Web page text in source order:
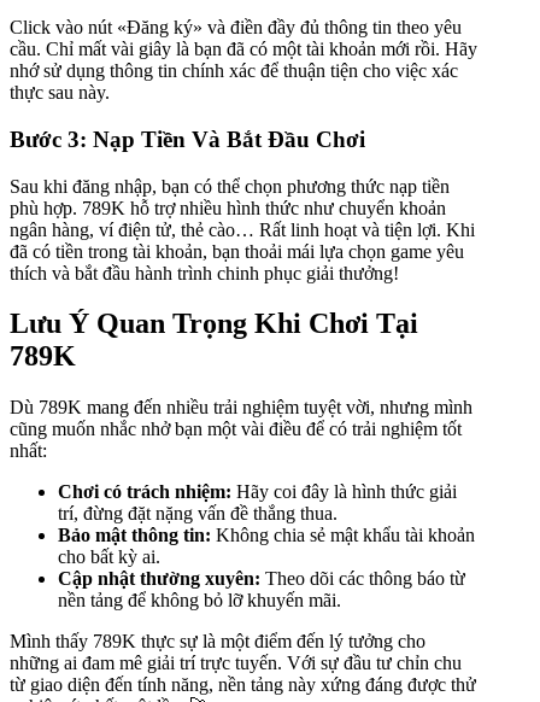
Click vào nút «Đăng ký» và điền đầy đủ thông tin theo yêu
cầu. Chỉ mất vài giây là bạn đã có một tài khoản mới rồi. Hãy
nhớ sử dụng thông tin chính xác để thuận tiện cho việc xác
thực sau này.
Bước 3: Nạp Tiền Và Bắt Đầu Chơi
Sau khi đăng nhập, bạn có thể chọn phương thức nạp tiền
phù hợp. 789K hỗ trợ nhiều hình thức như chuyển khoản
ngân hàng, ví điện tử, thẻ cào… Rất linh hoạt và tiện lợi. Khi
đã có tiền trong tài khoản, bạn thoải mái lựa chọn game yêu
thích và bắt đầu hành trình chinh phục giải thưởng!
Lưu Ý Quan Trọng Khi Chơi Tại
789K
Dù 789K mang đến nhiều trải nghiệm tuyệt vời, nhưng mình
cũng muốn nhắc nhở bạn một vài điều để có trải nghiệm tốt
nhất:
Chơi có trách nhiệm: Hãy coi đây là hình thức giải
trí, đừng đặt nặng vấn đề thắng thua.
Bảo mật thông tin: Không chia sẻ mật khẩu tài khoản
cho bất kỳ ai.
Cập nhật thường xuyên: Theo dõi các thông báo từ
nền tảng để không bỏ lỡ khuyến mãi.
Mình thấy 789K thực sự là một điểm đến lý tưởng cho
những ai đam mê giải trí trực tuyến. Với sự đầu tư chỉn chu
từ giao diện đến tính năng, nền tảng này xứng đáng được thử